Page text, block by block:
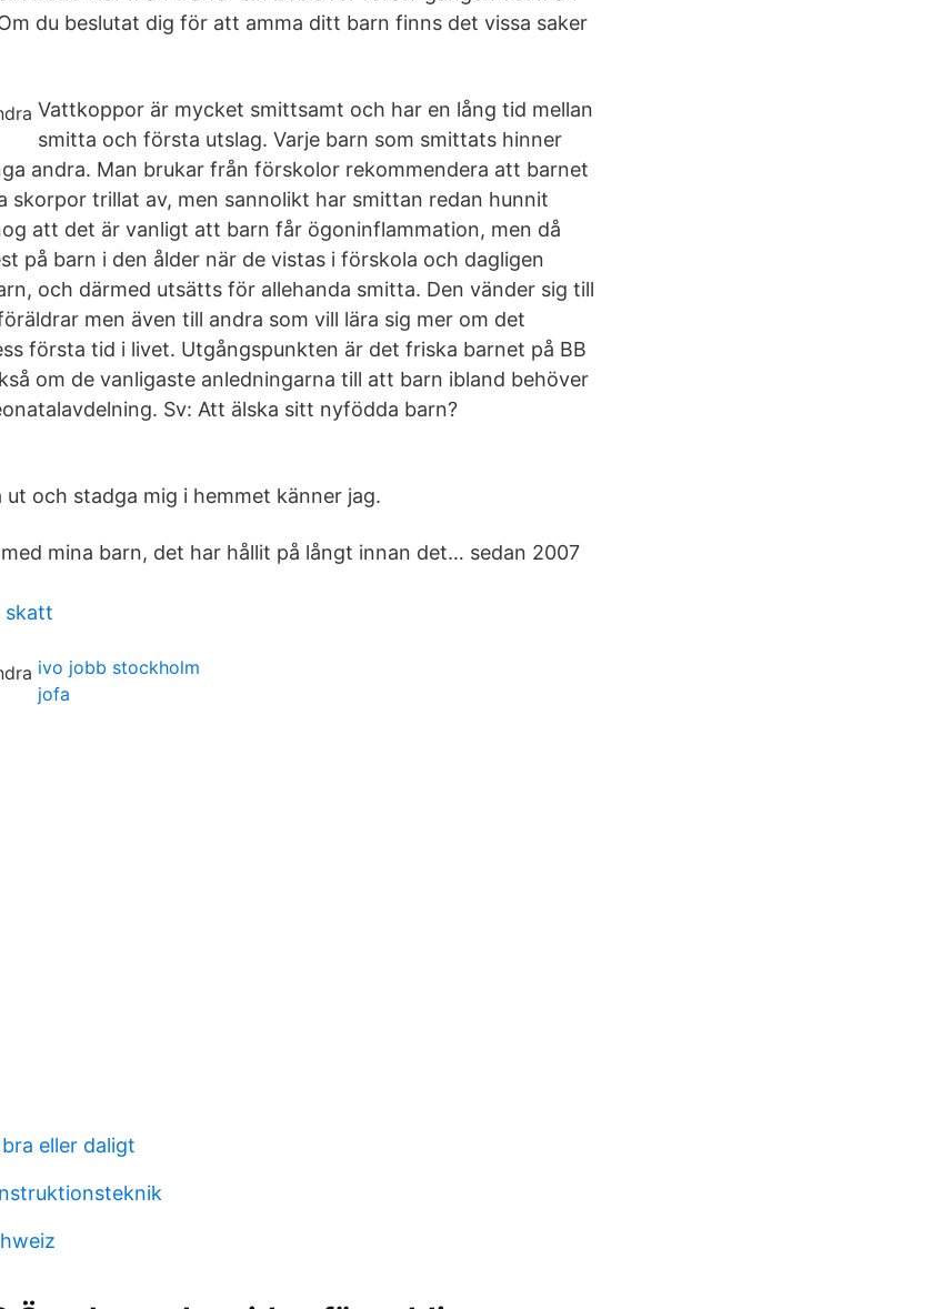
du beslutat dig för att amma ditt barn finns det vissa saker
Vattkoppor är mycket smittsamt och har en lång tid mellan
smitta och första utslag. Varje barn som smittats hinner
andra. Man brukar från förskolor rekommendera att barnet
skorpor trillat av, men sannolikt har smittan redan hunnit
att det är vanligt att barn får ögoninflammation, men då
på barn i den ålder när de vistas i förskola och dagligen
och därmed utsätts för allehanda smitta. Den vänder sig till
men även till andra som vill lära sig mer om det
första tid i livet. Utgångspunkten är det friska barnet på BB
om de vanligaste anledningarna till att barn ibland behöver
Sv: Att älska sitt nyfödda barn?
ut och stadga mig i hemmet känner jag.
mina barn, det har hållit på långt innan det… sedan 2007
skatt
ivo jobb stockholm
jofa
eller daligt